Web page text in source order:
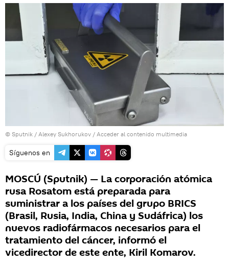
© Sputnik / Alexey Sukhorukov / Acceder al contenido multimedia
Síguenos en
MOSCÚ (Sputnik) — La corporación atómica
rusa Rosatom está preparada para
suministrar a los países del grupo BRICS
(Brasil, Rusia, India, China y Sudáfrica) los
nuevos radiofármacos necesarios para el
tratamiento del cáncer, informó el
vicedirector de este ente, Kiril Komarov.